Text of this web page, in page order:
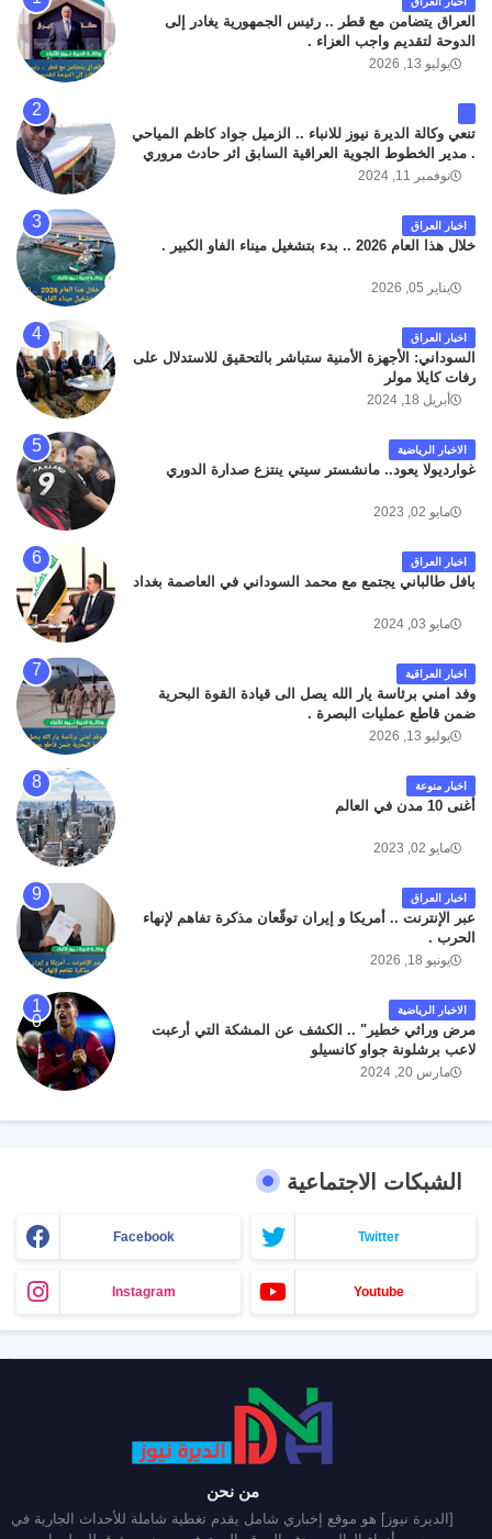
العراق يتضامن مع قطر .. رئيس الجمهورية يغادر إلى
الدوحة لتقديم واجب العزاء .
يوليو 13, 2026
تنعي وكالة الديرة نيوز للانباء .. الزميل جواد كاظم المياحي
. مدير الخطوط الجوية العراقية السابق اثر حادث مروري
داخل مطار البصرة الدولي اليوم الاثنين على الطريق
كان سبب الحادث يعود لتصادم عجلته مع عجلة نوع كيا بنكو
تابعة لشركة الهلال الماسكة لإعمار مطار البصرة الدولي .
سائلين الله عز وجل ان يتغمد الفقيد بواسع رحمته ، و انا
نوفمبر 11, 2024
اخبار العراق
خلال هذا العام 2026 .. بدء بتشغيل ميناء الفاو الكبير .
يناير 05, 2026
اخبار العراق
السوداني: الأجهزة الأمنية ستباشر بالتحقيق للاستدلال على
رفات كايلا مولر
أبريل 18, 2024
الاخبار الرياضية
غوارديولا يعود.. مانشستر سيتي ينتزع صدارة الدوري
مايو 02, 2023
اخبار العراق
بافل طالباني يجتمع مع محمد السوداني في العاصمة بغداد
مايو 03, 2024
اخبار العراقية
وفد امني برئاسة يار الله يصل الى قيادة القوة البحرية
ضمن قاطع عمليات البصرة .
يوليو 13, 2026
اخبار منوعة
أغنى 10 مدن في العالم
مايو 02, 2023
اخبار العراق
عبر الإنترنت .. أمريكا و إيران توقّعان مذكرة تفاهم لإنهاء
الحرب .
يونيو 18, 2026
الاخبار الرياضية
مرض وراثي خطير" .. الكشف عن المشكة التي أرعبت
لاعب برشلونة جواو كانسيلو
مارس 20, 2024
الشبكات الاجتماعية
Facebook Twitter
Instagram Youtube
من نحن
[الديرة نيوز] هو موقع إخباري شامل يقدم تغطية شاملة للأحداث الجارية في